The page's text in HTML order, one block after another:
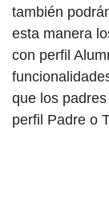
también
esta manera
con perfil
que los
perfil Padre o